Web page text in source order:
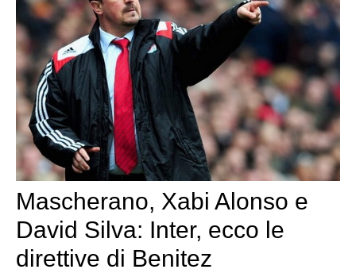
Mascherano, Xabi Alonso e
David Silva: Inter, ecco le
direttive di Benitez